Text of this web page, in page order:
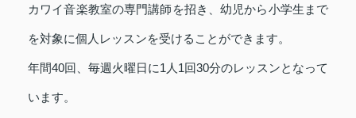
カワイ音楽教室の専門講師を招き、幼児から小学生まで
を対象に個人レッスンを受けることができます。
年間40回、毎週火曜日に1人1回30分のレッスンとなって
います。